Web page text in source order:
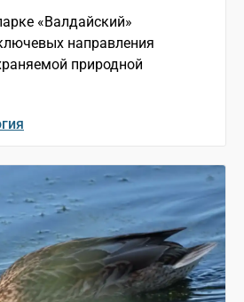
«Валдайский»
направления
природной